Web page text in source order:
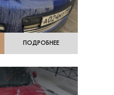
ПОДРОБНЕЕ